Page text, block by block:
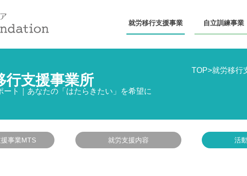
就労移行支援事業 自立訓練事業
行支援事業所
ート｜あなたの「はたらきたい」を希望に
TOP>就労移行
事業MTS 就労支援内容 活